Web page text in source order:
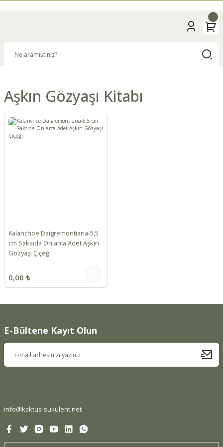
Aşkın Gözyaşı Kitabı
Kalanchoe Daigremontiana-5,5
cm Saksıda Onlarca Adet Aşkın
Gözyaşı Çiçeği
0,00 ₺
E-Bültene Kayıt Olun
info@kaktus-sukulent.net